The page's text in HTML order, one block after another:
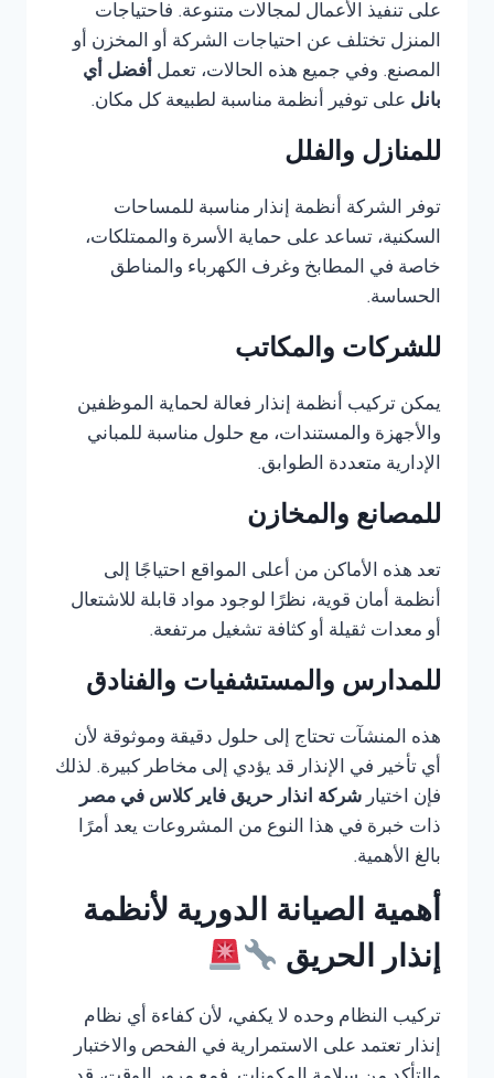
على تنفيذ الأعمال لمجالات متنوعة. فاحتياجات
المنزل تختلف عن احتياجات الشركة أو المخزن أو
المصنع. وفي جميع هذه الحالات، تعمل أفضل أي
بانل على توفير أنظمة مناسبة لطبيعة كل مكان.
للمنازل والفلل
توفر الشركة أنظمة إنذار مناسبة للمساحات
السكنية، تساعد على حماية الأسرة والممتلكات،
خاصة في المطابخ وغرف الكهرباء والمناطق
الحساسة.
للشركات والمكاتب
يمكن تركيب أنظمة إنذار فعالة لحماية الموظفين
والأجهزة والمستندات، مع حلول مناسبة للمباني
الإدارية متعددة الطوابق.
للمصانع والمخازن
تعد هذه الأماكن من أعلى المواقع احتياجًا إلى
أنظمة أمان قوية، نظرًا لوجود مواد قابلة للاشتعال
أو معدات ثقيلة أو كثافة تشغيل مرتفعة.
للمدارس والمستشفيات والفنادق
هذه المنشآت تحتاج إلى حلول دقيقة وموثوقة لأن
أي تأخير في الإنذار قد يؤدي إلى مخاطر كبيرة. لذلك
فإن اختيار شركة انذار حريق فاير كلاس في مصر
ذات خبرة في هذا النوع من المشروعات يعد أمرًا
بالغ الأهمية.
أهمية الصيانة الدورية لأنظمة
إنذار الحريق
تركيب النظام وحده لا يكفي، لأن كفاءة أي نظام
إنذار تعتمد على الاستمرارية في الفحص والاختبار